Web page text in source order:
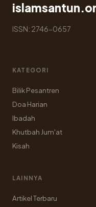
ISSN: 2746-0657
KATEGORI
Bilik Pesantren
Doa Harian
Ibadah
Khutbah Jum'at
Kisah
LAINNYA
Artikel Terbaru